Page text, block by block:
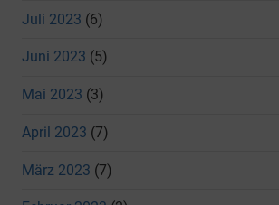
Juli 2023 (6)
Juni 2023 (5)
Mai 2023 (3)
April 2023 (7)
März 2023 (7)